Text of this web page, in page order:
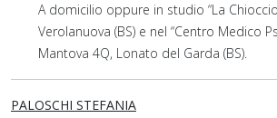
A domicilio oppure in studio “La
Verolanuova (BS) e nel “Centro Medico
Mantova 4Q, Lonato del Garda (BS).
PALOSCHI STEFANIA